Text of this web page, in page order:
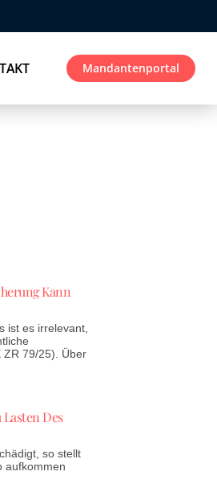
Mandantenportal
Kann
ist es irrelevant,
ZR 79/25). Über
Des
so stellt
aufkommen